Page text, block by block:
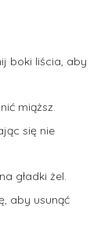
boki liścia, aby
miąższ.
się nie
gładki żel.
aby usunąć